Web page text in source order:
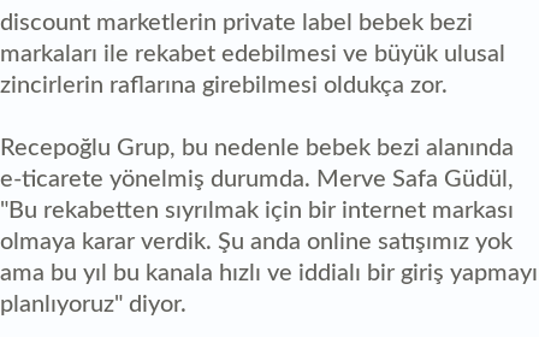
discount marketlerin private label bebek bezi
markaları ile rekabet edebilmesi ve büyük ulusal
zincirlerin raflarına girebilmesi oldukça zor.
Recepoğlu Grup, bu nedenle bebek bezi alanında
e-ticarete yönelmiş durumda. Merve Safa Güdül,
"Bu rekabetten sıyrılmak için bir internet markası
olmaya karar verdik. Şu anda online satışımız yok
ama bu yıl bu kanala hızlı ve iddialı bir giriş yapmayı
planlıyoruz" diyor.